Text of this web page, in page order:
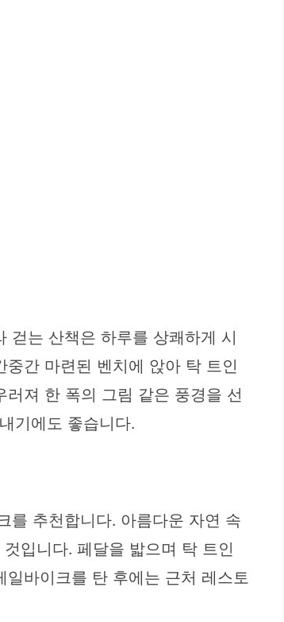
걷는 산책은 하루를 상쾌하게 시
간 마련된 벤치에 앉아 탁 트인
져 한 폭의 그림 같은 풍경을 선
기에도 좋습니다.
를 추천합니다. 아름다운 자연 속
입니다. 페달을 밟으며 탁 트인
바이크를 탄 후에는 근처 레스토